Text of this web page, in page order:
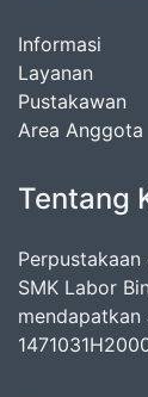
Informasi
Layanan
Pustakawan
Area Anggota
Tentang
SMK Labor
mendapatkan